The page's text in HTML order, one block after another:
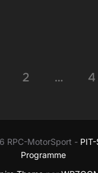
2 … 4
RPC-MotorSport -
Programme